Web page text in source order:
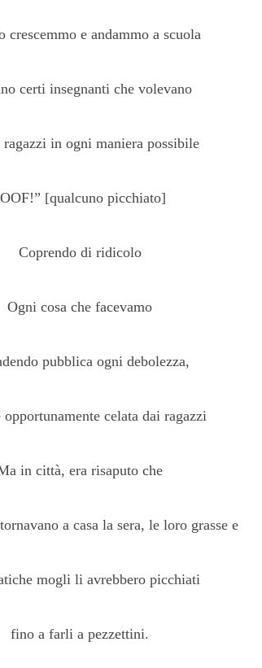
crescemmo e andammo a scuola
certi insegnanti che volevano
in ogni maniera possibile
[qualcuno picchiato]
Coprendo di ridicolo
Ogni cosa che facevamo
pubblica ogni debolezza,
opportunamente celata dai ragazzi
in città, era risaputo che
a casa la sera, le loro grasse e
mogli li avrebbero picchiati
fino a farli a pezzettini.